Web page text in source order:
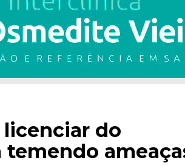
licenciar do